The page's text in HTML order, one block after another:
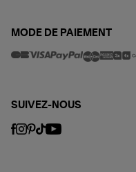
MODE DE PAIEMENT
SUIVEZ-NOUS